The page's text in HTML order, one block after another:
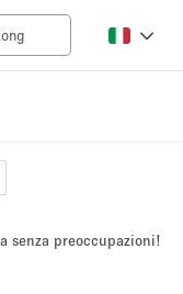
5000+ sq ft
senza preoccupazioni!